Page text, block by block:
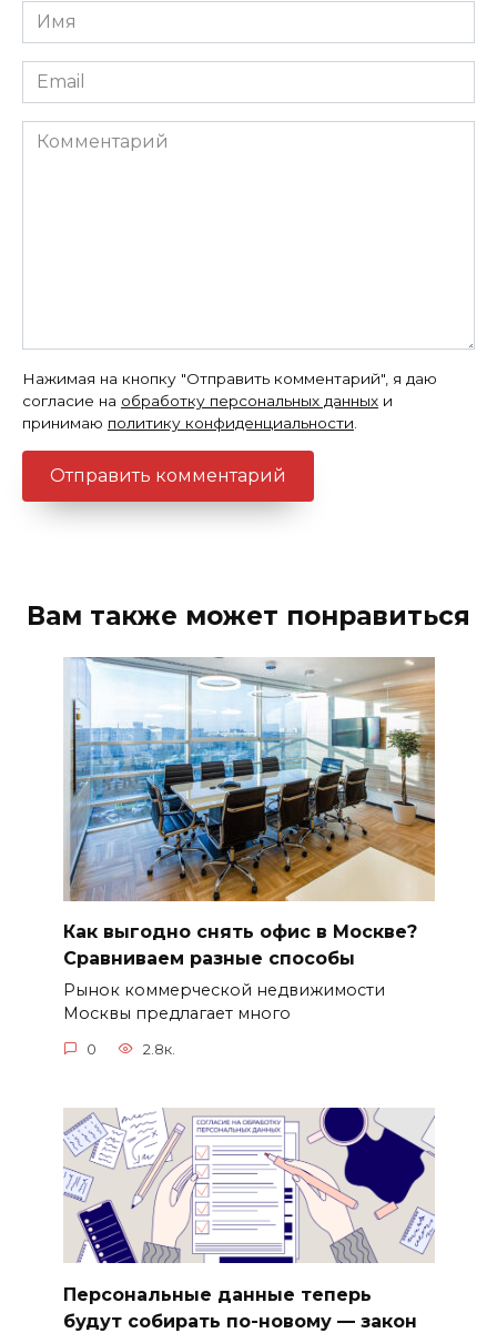
Имя
*
Email
*
Комментарий
Нажимая на кнопку "Отправить комментарий", я даю
согласие на обработку персональных данных и
принимаю политику конфиденциальности.
Вам также может понравиться
Как выгодно снять офис в Москве?
Сравниваем разные способы
Рынок коммерческой недвижимости
Москвы предлагает много
0 2.8к.
Персональные данные теперь
будут собирать по-новому — закон